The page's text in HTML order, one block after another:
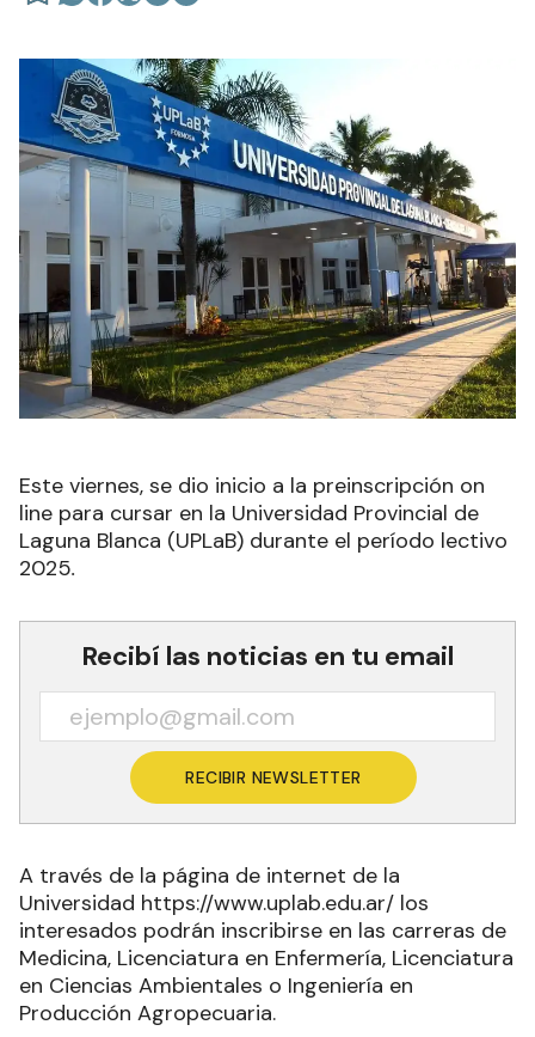
Este viernes, se dio inicio a la preinscripción on
line para cursar en la Universidad Provincial de
Laguna Blanca (UPLaB) durante el período lectivo
2025.
Recibí las noticias en tu email
RECIBIR NEWSLETTER
A través de la página de internet de la
Universidad https://www.uplab.edu.ar/ los
interesados podrán inscribirse en las carreras de
Medicina, Licenciatura en Enfermería, Licenciatura
en Ciencias Ambientales o Ingeniería en
Producción Agropecuaria.